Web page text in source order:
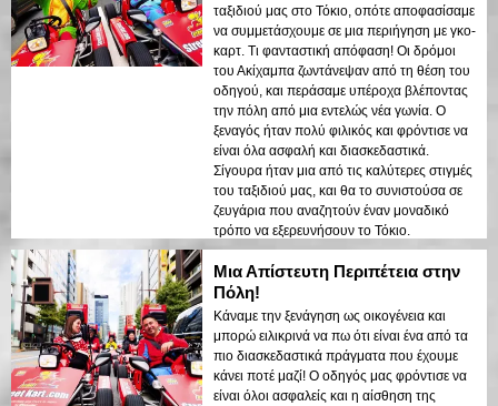
ταξιδιού μας στο Τόκιο, οπότε αποφασίσαμε
να συμμετάσχουμε σε μια περιήγηση με γκο-
καρτ. Τι φανταστική απόφαση! Οι δρόμοι
του Ακίχαμπα ζωντάνεψαν από τη θέση του
οδηγού, και περάσαμε υπέροχα βλέποντας
την πόλη από μια εντελώς νέα γωνία. Ο
ξεναγός ήταν πολύ φιλικός και φρόντισε να
είναι όλα ασφαλή και διασκεδαστικά.
Σίγουρα ήταν μια από τις καλύτερες στιγμές
του ταξιδιού μας, και θα το συνιστούσα σε
ζευγάρια που αναζητούν έναν μοναδικό
τρόπο να εξερευνήσουν το Τόκιο.
Μια Απίστευτη Περιπέτεια στην
Πόλη!
Κάναμε την ξενάγηση ως οικογένεια και
μπορώ ειλικρινά να πω ότι είναι ένα από τα
πιο διασκεδαστικά πράγματα που έχουμε
κάνει ποτέ μαζί! Ο οδηγός μας φρόντισε να
είναι όλοι ασφαλείς και η αίσθηση της